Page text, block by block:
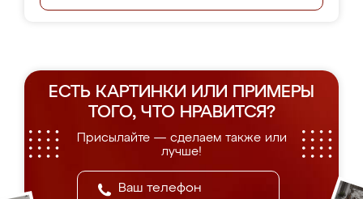
ЕСТЬ КАРТИНКИ ИЛИ ПРИМЕРЫ
ТОГО, ЧТО НРАВИТСЯ?
Присылайте — сделаем также или
лучше!